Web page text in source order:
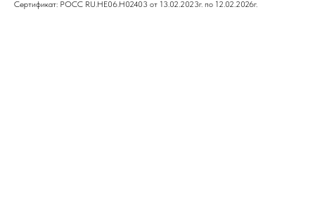
Сертификат: РОСС RU.НЕ06.Н02403 от 13.02.2023г. по 12.02.2026г.